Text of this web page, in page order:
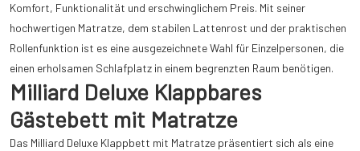
Komfort, Funktionalität und erschwinglichem Preis. Mit seiner
hochwertigen Matratze, dem stabilen Lattenrost und der praktischen
Rollenfunktion ist es eine ausgezeichnete Wahl für Einzelpersonen, die
einen erholsamen Schlafplatz in einem begrenzten Raum benötigen.
Milliard Deluxe Klappbares
Gästebett mit Matratze
Das Milliard Deluxe Klappbett mit Matratze präsentiert sich als eine